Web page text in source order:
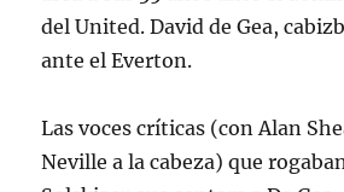
del United. David de Gea,
ante el Everton.
Las voces críticas (con Alan
Neville a la cabeza) que